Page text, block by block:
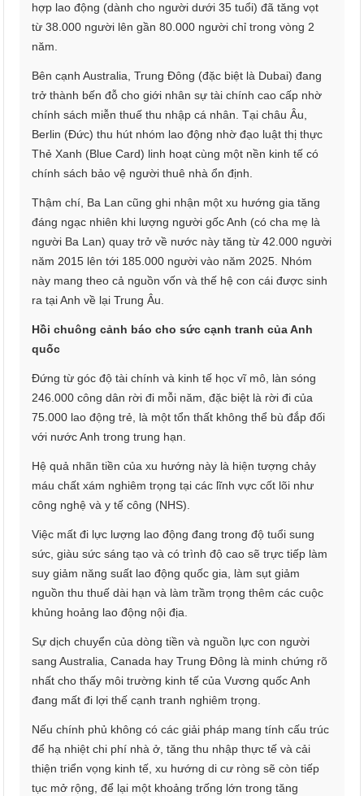
hợp lao động (dành cho người dưới 35 tuổi) đã tăng vọt
từ 38.000 người lên gần 80.000 người chỉ trong vòng 2
năm.
Bên cạnh Australia, Trung Đông (đặc biệt là Dubai) đang
trở thành bến đỗ cho giới nhân sự tài chính cao cấp nhờ
chính sách miễn thuế thu nhập cá nhân. Tại châu Âu,
Berlin (Đức) thu hút nhóm lao động nhờ đạo luật thị thực
Thẻ Xanh (Blue Card) linh hoạt cùng một nền kinh tế có
chính sách bảo vệ người thuê nhà ổn định.
Thậm chí, Ba Lan cũng ghi nhận một xu hướng gia tăng
đáng ngạc nhiên khi lượng người gốc Anh (có cha mẹ là
người Ba Lan) quay trở về nước này tăng từ 42.000 người
năm 2015 lên tới 185.000 người vào năm 2025. Nhóm
này mang theo cả nguồn vốn và thế hệ con cái được sinh
ra tại Anh về lại Trung Âu.
Hồi chuông cảnh báo cho sức cạnh tranh của Anh
quốc
Đứng từ góc độ tài chính và kinh tế học vĩ mô, làn sóng
246.000 công dân rời đi mỗi năm, đặc biệt là rời đi của
75.000 lao động trẻ, là một tổn thất không thể bù đắp đối
với nước Anh trong trung hạn.
Hệ quả nhãn tiền của xu hướng này là hiện tượng chảy
máu chất xám nghiêm trọng tại các lĩnh vực cốt lõi như
công nghệ và y tế công (NHS).
Việc mất đi lực lượng lao động đang trong độ tuổi sung
sức, giàu sức sáng tạo và có trình độ cao sẽ trực tiếp làm
suy giảm năng suất lao động quốc gia, làm sụt giảm
nguồn thu thuế dài hạn và làm trầm trọng thêm các cuộc
khủng hoảng lao động nội địa.
Sự dịch chuyển của dòng tiền và nguồn lực con người
sang Australia, Canada hay Trung Đông là minh chứng rõ
nhất cho thấy môi trường kinh tế của Vương quốc Anh
đang mất đi lợi thế cạnh tranh nghiêm trọng.
Nếu chính phủ không có các giải pháp mang tính cấu trúc
để hạ nhiệt chi phí nhà ở, tăng thu nhập thực tế và cải
thiện triển vọng kinh tế, xu hướng di cư ròng sẽ còn tiếp
tục mở rộng, để lại một khoảng trống lớn trong tăng